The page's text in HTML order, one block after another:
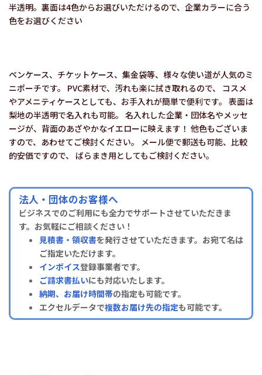
半透明。裏面は4色からお選びいただけるので、企業カラーに合う
色をお選びください
ペンケース、チケットケース、集金袋等、様々な使い道が人気のミ
ニポーチです。 PVC素材で、汚れも楽に拭き取れるので、 コスメ
やアメニティケースとしても、お手入れが簡単で便利です。 表面は
梨地の半透明で名入れも可能。 名入れした企業・団体名やメッセ
ージが、背面のあざやかなイエローに映えます！ 他色もございま
すので、あわせてご検討ください。 メール便で郵送も可能、比較
的安価ですので、 ばらまき用としてもご検討ください。
法人・団体のお客様へ
ビジネスでのご利用にも全力でサポートさせていただきま
す。お気軽にご相談ください！
見積書・領収書を発行させていただきます。お宛て名は
ご指定いただけます。
インボイス登録事業者です。
ご請求書払いにも対応いたします。
納期、お届け時間帯の指定も可能です。
エクセルデータで複数お届け先の指定も可能です。